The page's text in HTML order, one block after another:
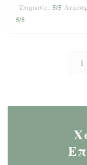
Υπηρεσία : 5/5
5/5
1